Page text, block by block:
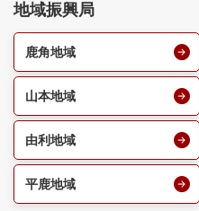
地域振興局
鹿角地域
山本地域
由利地域
平鹿地域